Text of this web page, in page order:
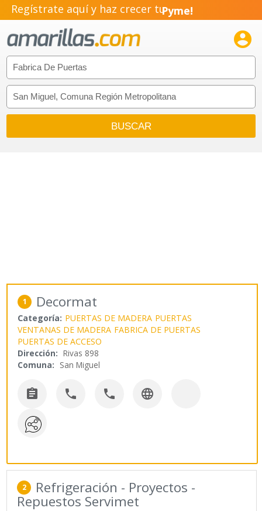
Regístrate aquí y haz crecer tuPyme!
Emprendimiento!

1 Decormat
Categoría: PUERTAS DE MADERA PUERTAS
VENTANAS DE MADERA FABRICA DE PUERTAS
PUERTAS DE ACCESO
Dirección: Rivas 898
Comuna: San Miguel
   
2 Refrigeración - Proyectos -
Repuestos Servimet